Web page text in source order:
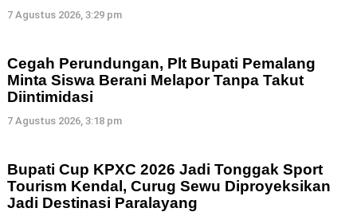
7 Agustus 2026, 3:29 pm
Cegah Perundungan, Plt Bupati Pemalang
Minta Siswa Berani Melapor Tanpa Takut
Diintimidasi
7 Agustus 2026, 3:18 pm
Bupati Cup KPXC 2026 Jadi Tonggak Sport
Tourism Kendal, Curug Sewu Diproyeksikan
Jadi Destinasi Paralayang